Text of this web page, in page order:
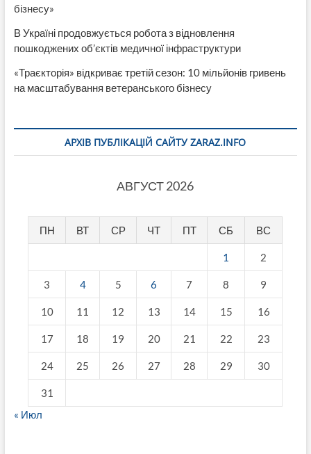
бізнесу»
В Україні продовжується робота з відновлення
пошкоджених об’єктів медичної інфраструктури
«Траєкторія» відкриває третій сезон: 10 мільйонів гривень
на масштабування ветеранського бізнесу
АРХІВ ПУБЛІКАЦІЙ САЙТУ ZARAZ.INFO
АВГУСТ 2026
ПН ВТ СР ЧТ ПТ СБ ВС
1 2
3 4 5 6 7 8 9
10 11 12 13 14 15 16
17 18 19 20 21 22 23
24 25 26 27 28 29 30
31
« Июл